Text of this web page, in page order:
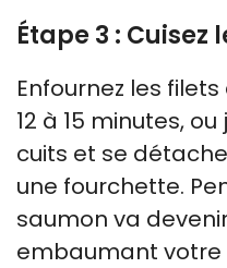
Étape 3 : Cuisez
Enfournez les
12 à 15 minutes,
cuits et se
une fourchette.
saumon va
embaumant votre